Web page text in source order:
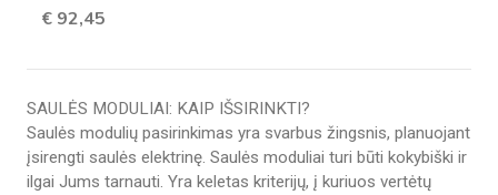
€ 92,45
SAULĖS MODULIAI: KAIP IŠSIRINKTI?
Saulės modulių pasirinkimas yra svarbus žingsnis, planuojant
įsirengti saulės elektrinę. Saulės moduliai turi būti kokybiški ir
ilgai Jums tarnauti. Yra keletas kriterijų, į kuriuos vertėtų